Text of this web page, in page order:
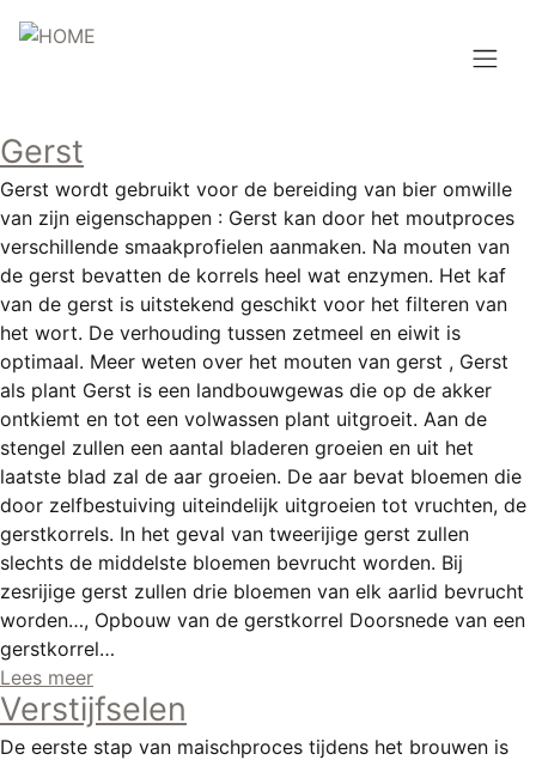
en
gaan
Topmenu
INLOGGEN
REGISTREREN
ADVERTEREN
FACEBOOK
Hoofdnavigatie
BROUWEN
BLOG
AANBOD
AGENDA
CONTACT
Gerst
Gerst wordt gebruikt voor de bereiding van bier omwille
van zijn eigenschappen : Gerst kan door het moutproces
verschillende smaakprofielen aanmaken. Na mouten van
de gerst bevatten de korrels heel wat enzymen. Het kaf
van de gerst is uitstekend geschikt voor het filteren van
het wort. De verhouding tussen zetmeel en eiwit is
optimaal. Meer weten over het mouten van gerst , Gerst
als plant Gerst is een landbouwgewas die op de akker
ontkiemt en tot een volwassen plant uitgroeit. Aan de
stengel zullen een aantal bladeren groeien en uit het
laatste blad zal de aar groeien. De aar bevat bloemen die
door zelfbestuiving uiteindelijk uitgroeien tot vruchten, de
gerstkorrels. In het geval van tweerijige gerst zullen
slechts de middelste bloemen bevrucht worden. Bij
zesrijige gerst zullen drie bloemen van elk aarlid bevrucht
worden…, Opbouw van de gerstkorrel Doorsnede van een
gerstkorrel…
Lees meer
Verstijfselen
De eerste stap van maischproces tijdens het brouwen is